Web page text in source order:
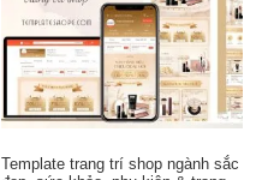
Template trang trí shop ngành sắc